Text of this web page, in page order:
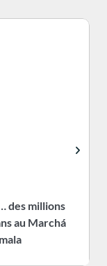
des millions
au Marchá